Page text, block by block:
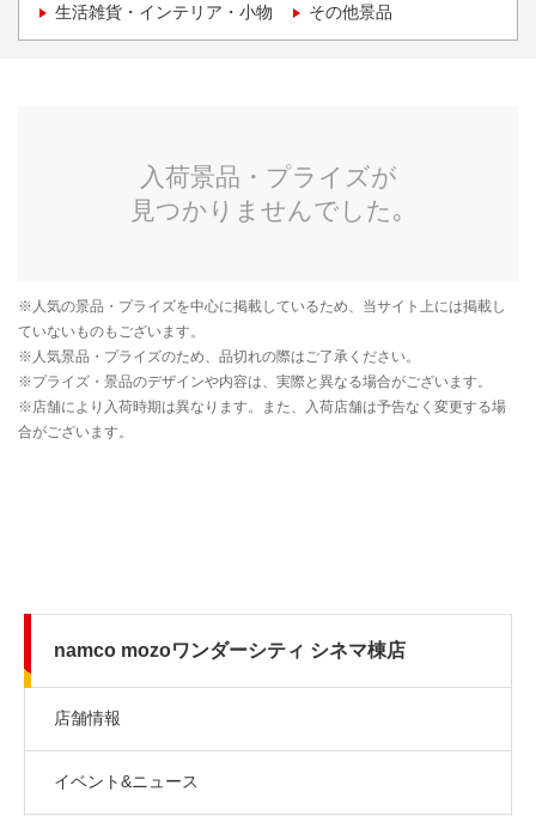
生活雑貨・インテリア・小物 その他景品
namco mozoワンダーシティ シネマ棟店
店舗情報
イベント&ニュース